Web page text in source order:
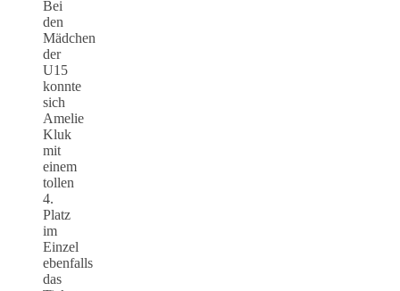
Bei
den
Mädchen
der
U15
konnte
sich
Amelie
Kluk
mit
einem
tollen
4.
Platz
im
Einzel
ebenfalls
das